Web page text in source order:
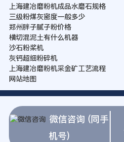
上海建冶磨粉机成品水磨石规格
三级粉煤灰密度一般多少
郑州胖子腻子粉价格
横切混泥土有什么机器
沙石粉桨机
灰钙超细粉碎机
上海建冶磨粉机采金矿工艺流程
网站地图
微信咨询 (同手
机号)